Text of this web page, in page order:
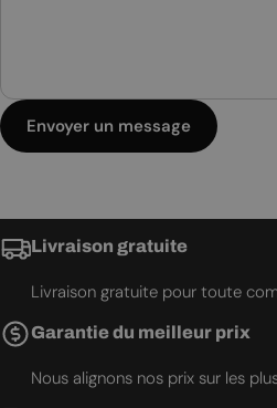
Envoyer un message
Livraison gratuite
Livraison gratuite pour toute
Garantie du meilleur prix
Nous alignons nos prix sur les